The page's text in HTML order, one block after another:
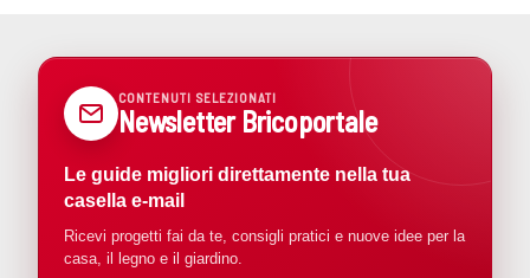
CONTENUTI SELEZIONATI
Newsletter Bricoportale
Le guide migliori direttamente nella tua
casella e-mail
Ricevi progetti fai da te, consigli pratici e nuove idee per la
casa, il legno e il giardino.